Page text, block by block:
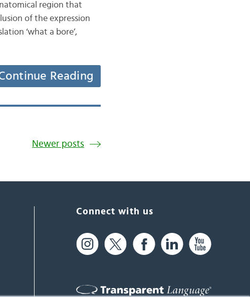
region that
of the expression
‘what a bore’,
Reading
Newer posts
Connect with us